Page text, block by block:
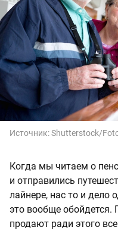
Источник:Shutterstock/
Когда мы читаем о
и отправились
лайнере, нас то и дело
это вообще обойдется.
продают ради этого